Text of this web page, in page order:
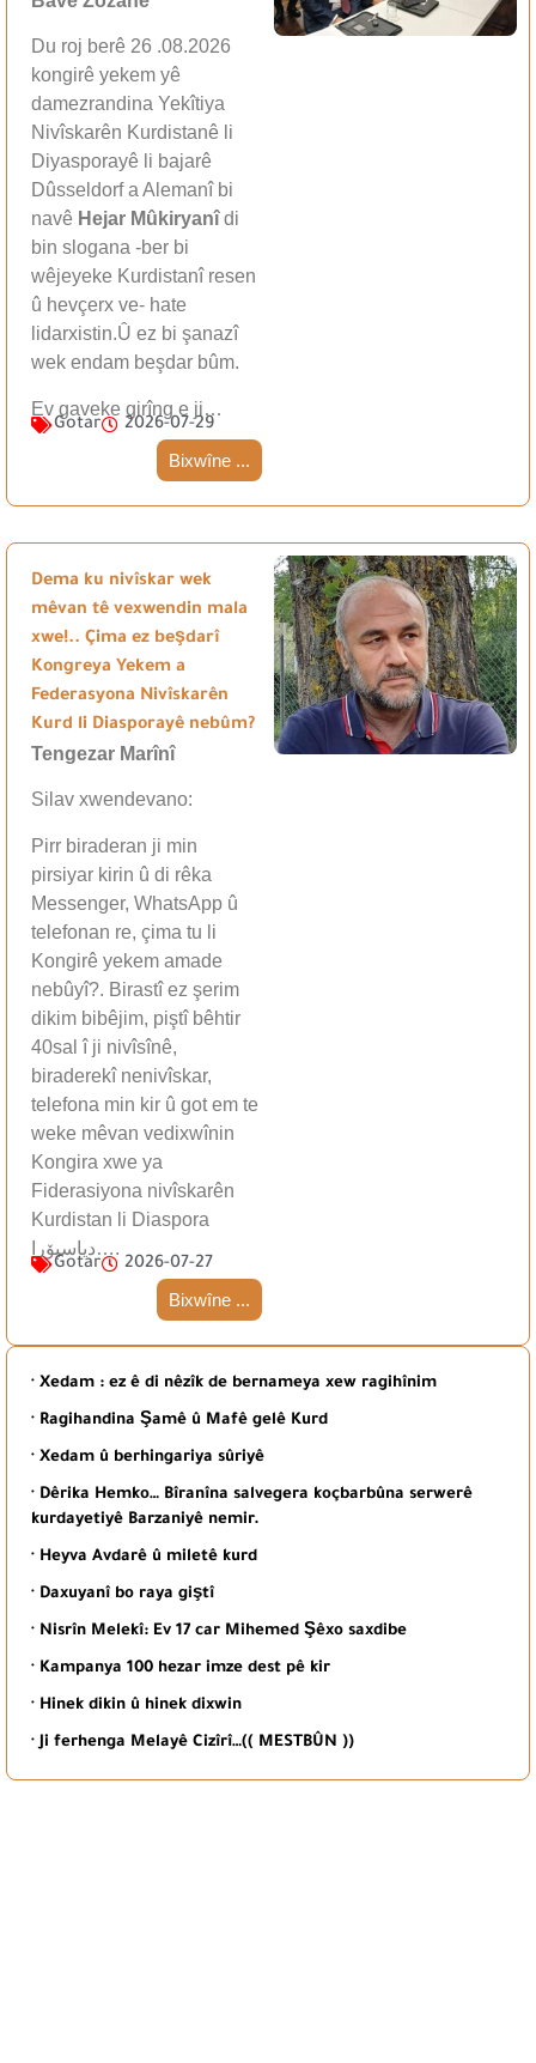
Du roj berê 26 .08.2026
kongirê yekem yê
damezrandina Yekîtiya
Nivîskarên Kurdistanê li
Diyasporayê li bajarê
Dûsseldorf a Alemanî bi
navê Hejar Mûkiryanîdi
bin slogana -ber bi
wêjeyeke Kurdistanî resen
û hevçerx ve- hate
lidarxistin.Û ez bi şanazî
wek endam beşdar bûm.
Ev gaveke girîng e ji…
Gotar 2026-07-29
Bixwîne ...
Dema ku nivîskar wek
mêvan tê vexwendin mala
xwe!.. Çima ez beşdarî
Kongreya Yekem a
Federasyona Nivîskarên
Kurd li Diasporayê nebûm?
Tengezar Marînî
Silav xwendevano:
Pirr biraderan ji min
pirsiyar kirin û di rêka
Messenger, WhatsApp û
telefonan re, çima tu li
Kongirê yekem amade
nebûyî?. Birastî ez şerim
dikim bibêjim, piştî bêhtir
40sal î ji nivîsînê,
biraderekî nenivîskar,
telefona min kir û got em te
weke mêvan vedixwînin
Kongira xwe ya
Fiderasiyona nivîskarên
Kurdistan li Diaspora
دیاسپۆرا….
Gotar 2026-07-27
Bixwîne ...
· Xedam : ez ê di nêzîk de bernameya xew ragihînim
· Ragihandina Şamê û Mafê gelê Kurd
· Xedam û berhingariya sûriyê
· Dêrika Hemko… Bîranîna salvegera koçbarbûna serwerê
kurdayetiyê Barzaniyê nemir.
· Heyva Avdarê û miletê kurd
· Daxuyanî bo raya giştî
· Nisrîn Melekî: Ev 17 car Mihemed Şêxo saxdibe
· Kampanya 100 hezar imze dest pê kir
· Hinek dikin û hinek dixwin
· Ji ferhenga Melayê Cizîrî…(( MESTBÛN ))